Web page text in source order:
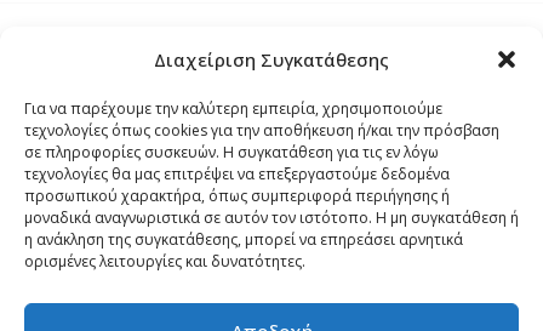
Διαχείριση Συγκατάθεσης
Για να παρέχουμε την καλύτερη εμπειρία, χρησιμοποιούμε
τεχνολογίες όπως cookies για την αποθήκευση ή/και την πρόσβαση
σε πληροφορίες συσκευών. Η συγκατάθεση για τις εν λόγω
τεχνολογίες θα μας επιτρέψει να επεξεργαστούμε δεδομένα
προσωπικού χαρακτήρα, όπως συμπεριφορά περιήγησης ή
μοναδικά αναγνωριστικά σε αυτόν τον ιστότοπο. Η μη συγκατάθεση ή
η ανάκληση της συγκατάθεσης, μπορεί να επηρεάσει αρνητικά
ορισμένες λειτουργίες και δυνατότητες.
Τρόποι Αποστολής
Τρόποι Αγοράς – Πληρωμής – Επιστρόφης
Όροι και Προϋποθέσεις
Δήλωση Απορρήτου